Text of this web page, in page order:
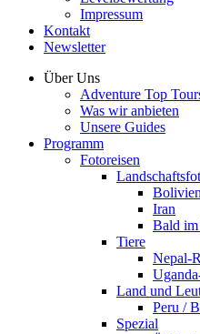
Impressum
Kontakt
Newsletter
Über Uns
Adventure Top
Was wir anbieten
Unsere Guides
Programm
Fotoreisen
Iran
Bald im
Tiere
Nepal-
Land und
Peru /
Spezial